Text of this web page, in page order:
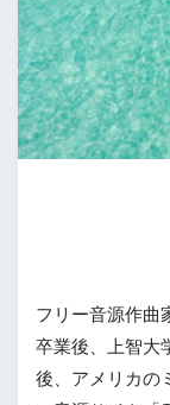
フリー音源作曲
卒業後、上智大
後、アメリカの